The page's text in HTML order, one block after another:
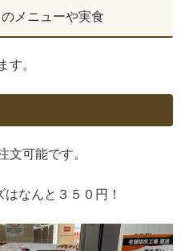
のメニューや実食
す。
文可能です。
なんと３５０円！